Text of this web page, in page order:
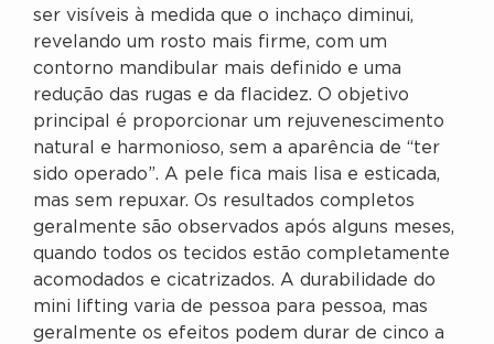
ser visíveis à medida que o inchaço diminui,
revelando um rosto mais firme, com um
contorno mandibular mais definido e uma
redução das rugas e da flacidez. O objetivo
principal é proporcionar um rejuvenescimento
natural e harmonioso, sem a aparência de “ter
sido operado”. A pele fica mais lisa e esticada,
mas sem repuxar. Os resultados completos
geralmente são observados após alguns meses,
quando todos os tecidos estão completamente
acomodados e cicatrizados. A durabilidade do
mini lifting varia de pessoa para pessoa, mas
geralmente os efeitos podem durar de cinco a